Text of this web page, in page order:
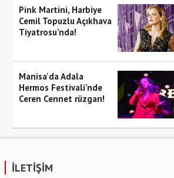
Pink Martini, Harbiye
Cemil Topuzlu Açıkhava
Tiyatrosu’nda!
Manisa'da Adala
Hermos Festivali'nde
Ceren Cennet rüzgarı!
İLETİŞİM